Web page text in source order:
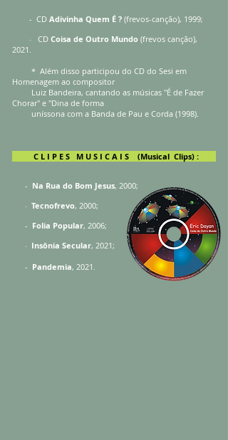
- CD Adivinha Quem É ? (frevos-canção), 1999;
- CD Coisa de Outro Mundo (frevos canção),
2021.
* Além disso participou do CD do Sesi em
Homenagem ao compositor
Luiz Bandeira, cantando as músicas "É de Fazer
Chorar" e "Dina de forma
uníssona com a Banda de Pau e Corda (1998).
C L I P E S M U S I C A I S (Musical Clips) :
- Na Rua do Bom Jesus, 2000;
- Tecnofrevo, 2000;
- Folia Popular, 2006;
- Insônia Secular, 2021;
- Pandemia, 2021.